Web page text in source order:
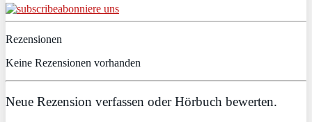
abonniere uns
Rezensionen
Keine Rezensionen vorhanden
Neue Rezension verfassen oder Hörbuch bewerten.